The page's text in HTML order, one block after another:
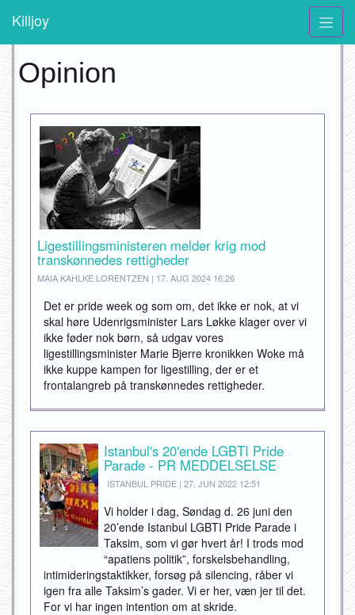
Killjoy
Opinion
Ligestillingsministeren melder krig mod
transkønnedes rettigheder
MAIA KAHLKE LORENTZEN | 17. AUG 2024 16:26
Det er pride week og som om, det ikke er nok, at vi
skal høre Udenrigsminister Lars Løkke klager over vi
ikke føder nok børn, så udgav vores
ligestillingsminister Marie Bjerre kronikken Woke må
ikke kuppe kampen for ligestilling, der er et
frontalangreb på transkønnedes rettigheder.
Istanbul's 20'ende LGBTI Pride
Parade - PR MEDDELSELSE
ISTANBUL PRIDE | 27. JUN 2022 12:51
Vi holder i dag, Søndag d. 26 juni den
20’ende Istanbul LGBTI Pride Parade i
Taksim, som vi gør hvert år! I trods mod
“apatiens politik”, forskelsbehandling,
intimideringstaktikker, forsøg på silencing, råber vi
igen fra alle Taksim’s gader. Vi er her, væn jer til det.
For vi har ingen intention om at skride.